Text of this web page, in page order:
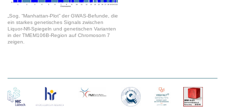
„Sog. “Manhattan-Plot” der GWAS-Befunde, die
ein starkes genetisches Signals zwischen
Liquor-Nfl-Spiegeln und genetischen Varianten
in der TMEM106B-Region auf Chromosom 7
zeigen.